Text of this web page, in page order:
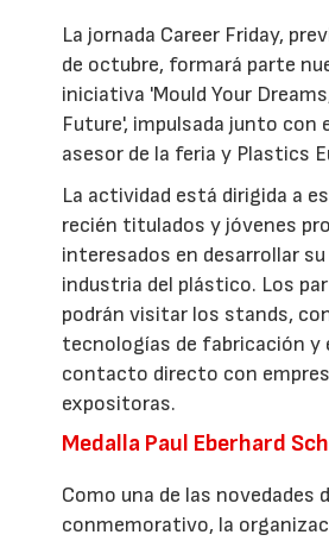
La jornada Career Friday,
de octubre, formará parte
iniciativa 'Mould Your
Future', impulsada junto con
asesor de la feria y Plastics
La actividad está dirigida a
recién titulados y jóvenes
interesados en desarrollar su
industria del plástico. Los
podrán visitar los stands,
tecnologías de fabricación y
contacto directo con
expositoras.
Medalla Paul Eberhard
Como una de las novedades
conmemorativo, la